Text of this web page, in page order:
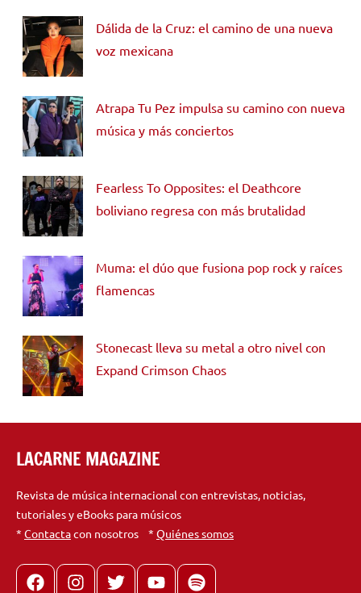
Dálida de la Cruz: el camino de una nueva
voz mexicana
Atrapa Tu Pez impulsa su camino con nueva
música y más conciertos
Fearless To Opposites: el Deathcore
boliviano regresa con más brutalidad
Muma: el dúo que fusiona pop rock y raíces
flamencas
Stonecast lleva su metal a otro nivel con
Expand Crimson Chaos
LACARNE MAGAZINE
Revista de música internacional con entrevistas, noticias,
tutoriales y eBooks para músicos
* Contactacon nosotros * Quiénes somos
FacebookInstagram
X youtubespotify